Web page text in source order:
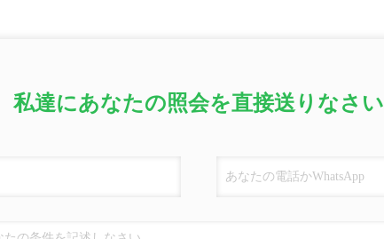
私達にあなたの照会を直接送りなさい